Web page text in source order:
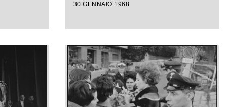
30 GENNAIO 1968